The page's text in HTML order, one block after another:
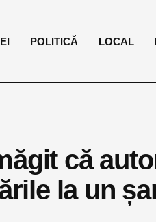
POLITICĂ LOCAL
că
la un